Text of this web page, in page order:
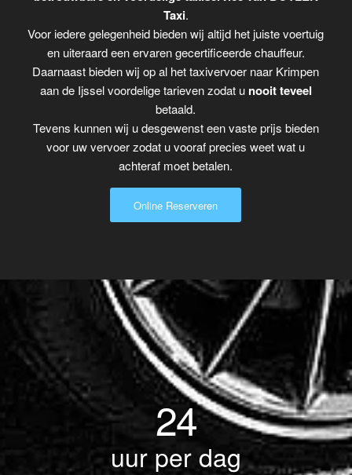
Taxi.
Voor iedere gelegenheid bieden wij altijd het juiste voertuig
en uiteraard een ervaren gecertificeerde chauffeur.
Daarnaast bieden wij op al het taxivervoer naar Krimpen
aan de Ijssel voordelige tarieven zodat u nooit teveel
betaald.
Tevens kunnen wij u desgewenst een vaste prijs bieden
voor uw vervoer zodat u vooraf precies weet wat u
achteraf moet betalen.
Online Reserveren
24
uur per dag